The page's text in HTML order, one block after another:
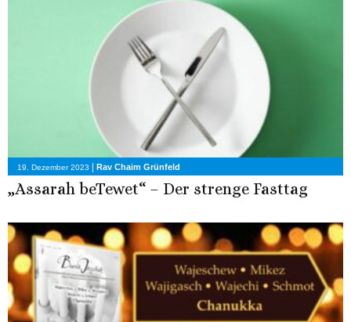
19. Dezember 2023 Rav Chaim Grünfeld
„Assarah beTewet“ – Der strenge Fasttag